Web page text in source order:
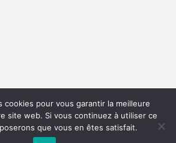
cookies pour vous garantir la meilleure
site web. Si vous continuez à utiliser ce
que vous en êtes satisfait.